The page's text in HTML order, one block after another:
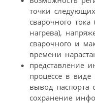
точки
сварочного
нагрева),
сварочного и
времени
представление
процессе в
вывод паспорта
сохранение